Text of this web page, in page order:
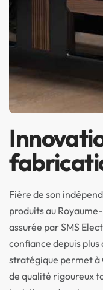
Fière de son
produits au
assurée par SMS
confiance depuis
stratégique permet à
de qualité rigoureux